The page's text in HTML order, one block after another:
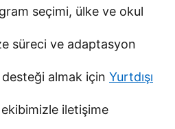
seçimi, ülke ve okul
süreci ve adaptasyon
almak için Yurtdışı
ekibimizle iletişime